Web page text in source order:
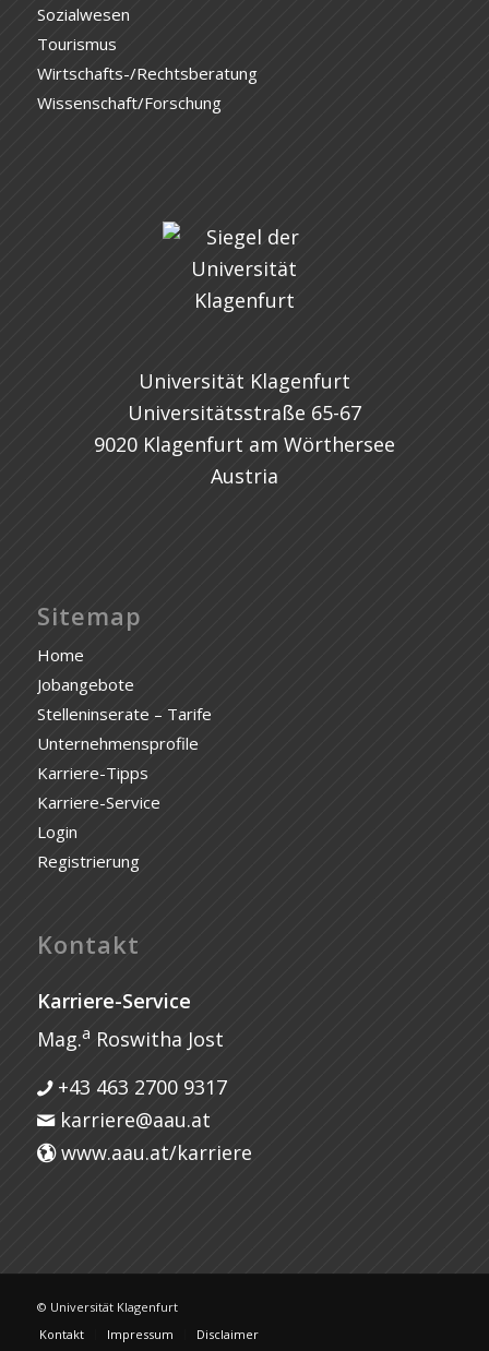
Sozialwesen
Tourismus
Wirtschafts-/Rechtsberatung
Wissenschaft/Forschung
Universität Klagenfurt
Universitätsstraße 65-67
9020 Klagenfurt am Wörthersee
Austria
Sitemap
Home
Jobangebote
Stelleninserate – Tarife
Unternehmensprofile
Karriere-Tipps
Karriere-Service
Login
Registrierung
Kontakt
Karriere-Service
Mag.a Roswitha Jost
+43 463 2700 9317
karriere@aau.at
www.aau.at/karriere
© Universität Klagenfurt
Kontakt
Impressum Disclaimer